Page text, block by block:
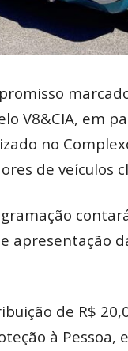
V8&CIA, em
no
de veículos
de R$
à